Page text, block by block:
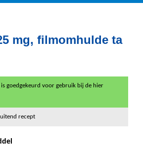
mg, filmomhulde ta
is goedgekeurd voor gebruik bij de hier
recept